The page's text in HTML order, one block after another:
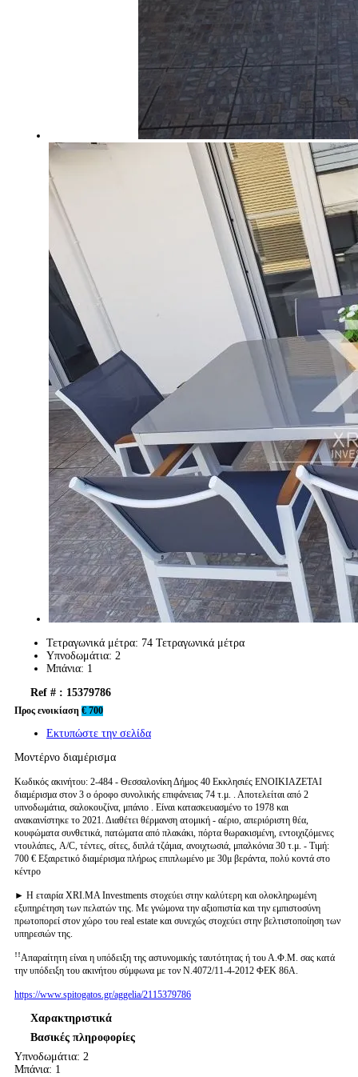
Τετραγωνικά μέτρα: 74 Τετραγωνικά μέτρα
Υπνοδωμάτια: 2
Μπάνια: 1
Ref # : 15379786
Προς ενοικίαση € 700
Εκτυπώστε την σελίδα
Μοντέρνο διαμέρισμα
Κωδικός ακινήτου: 2-484 - Θεσσαλονίκη Δήμος 40 Εκκλησιές ΕΝΟΙΚΙΑΖΕΤΑΙ
διαμέρισμα στον 3 ο όροφο συνολικής επιφάνειας 74 τ.μ. . Αποτελείται από 2
υπνοδωμάτια, σαλοκουζίνα, μπάνιο . Είναι κατασκευασμένο το 1978 και
ανακαινίστηκε το 2021. Διαθέτει θέρμανση ατομική - αέριο, απεριόριστη θέα,
κουφώματα συνθετικά, πατώματα από πλακάκι, πόρτα θωρακισμένη, εντοιχιζόμενες
ντουλάπες, A/C, τέντες, σίτες, διπλά τζάμια, ανοιχτωσιά, μπαλκόνια 30 τ.μ. - Τιμή:
700 € Εξαιρετικό διαμέρισμα πλήρως επιπλωμένο με 30μ βεράντα, πολύ κοντά στο
κέντρο
► Η εταιρία XRI.MA Investments στοχεύει στην καλύτερη και ολοκληρωμένη
εξυπηρέτηση των πελατών της. Με γνώμονα την αξιοπιστία και την εμπιστοσύνη
πρωτοπορεί στον χώρο του real estate και συνεχώς στοχεύει στην βελτιστοποίηση των
υπηρεσιών της.
ꜝꜝΑπαραίτητη είναι η υπόδειξη της αστυνομικής ταυτότητας ή του Α.Φ.Μ. σας κατά
την υπόδειξη του ακινήτου σύμφωνα με τον Ν.4072/11-4-2012 ΦΕΚ 86Α.
https://www.spitogatos.gr/aggelia/2115379786
Χαρακτηριστικά
Βασικές πληροφορίες
Υπνοδωμάτια: 2
Μπάνια: 1